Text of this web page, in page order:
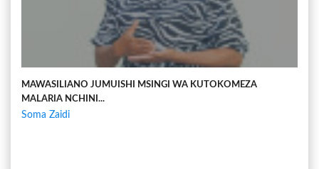
MAWASILIANO JUMUISHI MSINGI WA KUTOKOMEZA
MALARIA NCHINI...
Soma Zaidi